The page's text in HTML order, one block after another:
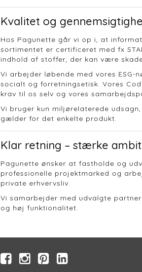
Kvalitet og
Hos Pagunette går vi op i, at
sortimentet er certificeret med fx
indhold af stoffer, der kan være
Vi arbejder løbende med vores
socialt og forretningsetisk. Vores
krav til os selv og vores
Vi bruger kun miljørelaterede
gælder for det enkelte produkt.
Klar retning – stærke
Pagunette ønsker at fastholde og
professionelle projektmarked og
private erhvervsliv.
Vi samarbejder med udvalgte
og høj funktionalitet.